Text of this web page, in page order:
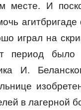
месте. И
играл на
период
И.
в лагерной